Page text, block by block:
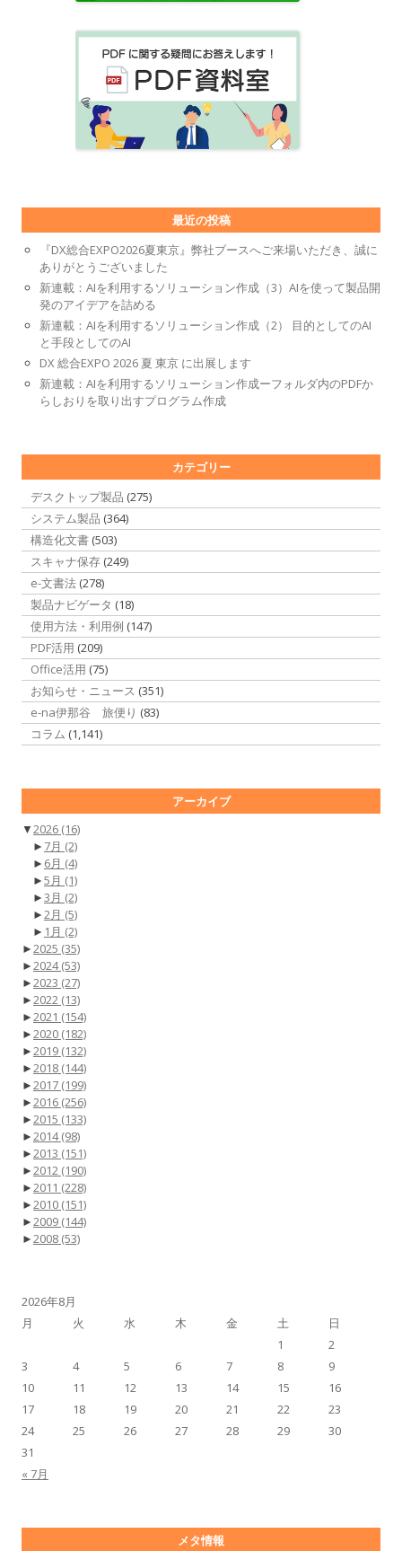
最近の投稿
『DX総合EXPO2026夏東京』弊社ブースへご来場いただき、誠に
ありがとうございました
新連載：AIを利用するソリューション作成（3）AIを使って製品開
発のアイデアを詰める
新連載：AIを利用するソリューション作成（2） 目的としてのAI
と手段としてのAI
DX 総合EXPO 2026 夏 東京 に出展します
新連載：AIを利用するソリューション作成ーフォルダ内のPDFか
らしおりを取り出すプログラム作成
カテゴリー
デスクトップ製品 (275)
システム製品 (364)
構造化文書 (503)
スキャナ保存 (249)
e-文書法 (278)
製品ナビゲータ (18)
使用方法・利用例 (147)
PDF活用 (209)
Office活用 (75)
お知らせ・ニュース (351)
e-na伊那谷 旅便り (83)
コラム (1,141)
アーカイブ
▼2026 (16)
► 7月 (2)
► 6月 (4)
►5月 (1)
►3月 (2)
►2月 (5)
► 1月 (2)
►2025 (35)
►2024(53)
►2023 (27)
►2022 (13)
►2021 (154)
►2020 (182)
►2019 (132)
►2018 (144)
►2017 (199)
►2016 (256)
►2015 (133)
►2014(98)
►2013 (151)
►2012 (190)
►2011 (228)
►2010 (151)
►2009 (144)
►2008 (53)
2026年8月
月
火 水 木 金 土 日
« 7月
1
2
3
4 5 6 7 8
9
10
11 12 13 14 15
16
17
18 19 20 21 22
23
24
25 26 27 28 29
30
31
メタ情報